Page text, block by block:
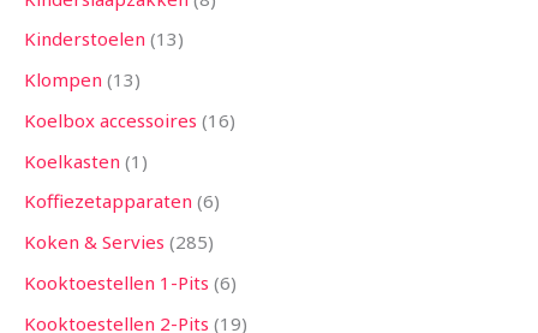
Kinderstoelen 13
Klompen 13
Koelbox accessoires 16
Koelkasten 1
Koffiezetapparaten 6
Koken & Servies 285
Kooktoestellen 1-Pits 6
Kooktoestellen 2-Pits 19